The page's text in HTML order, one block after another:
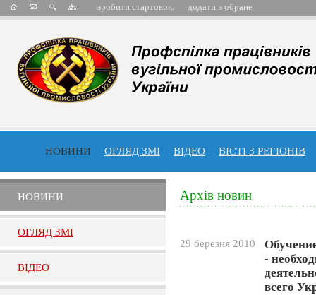
зробити стартовою додати в обране
НОВИНИ ОГЛЯД ЗМІ ВІДЕО ВІСТІ З РЕГІОНІВ
НОВИНИ
ОГЛЯД ЗМI
ВIДЕО
Архів новин
29 березня 2010
-
всего